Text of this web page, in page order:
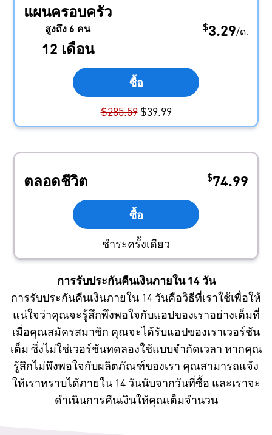
แผนครอบครัว
สูงถึง 6 คน
12 เดือน
$3.29/ด.
ซื้อ
$285.59 $39.99
ตลอดชีวิต $74.99
ซื้อ
ชำระครั้งเดียว
การรับประกันคืนเงินภายใน 14 วัน
การรับประกันคืนเงินภายใน 14 วันคือวิธีที่เราใช้เพื่อให้
แน่ใจว่าคุณจะรู้สึกพึงพอใจกับแอปของเราอย่างเต็มที่
เมื่อคุณสมัครสมาชิก คุณจะได้รับแอปของเราเวอร์ชัน
เต็ม ซึ่งไม่ใช่เวอร์ชันทดลองใช้แบบจำกัดเวลา หากคุณ
รู้สึกไม่พึงพอใจกับผลิตภัณฑ์ของเรา คุณสามารถแจ้ง
ให้เราทราบได้ภายใน 14 วันนับจากวันที่ซื้อ และเราจะ
ดำเนินการคืนเงินให้คุณเต็มจำนวน